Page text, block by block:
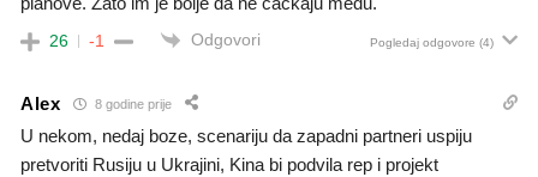
26 -1 Odgovori Pogledaj odgovore (4)
Alex 8 godine prije
U nekom, nedaj boze, scenariju da zapadni partneri uspiju
pretvoriti Rusiju u Ukrajini, Kina bi podvila rep i projekt